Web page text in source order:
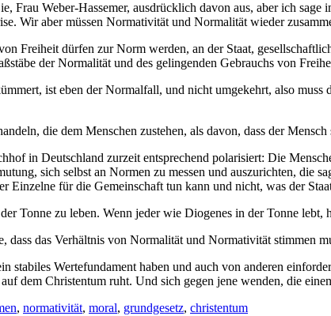
Frau Weber-Hassemer, ausdrücklich davon aus, aber ich
Wir aber müssen Normativität und Normalität wieder
Freiheit dürfen zur Norm werden, an der Staat,
der Normalität und des gelingenden Gebrauchs von
ist eben der Normalfall, und nicht umgekehrt, also
die dem Menschen zustehen, als davon, dass der
in Deutschland zurzeit entsprechend polarisiert: Die
sich selbst an Normen zu messen und auszurichten, die
Einzelne für die Gemeinschaft tun kann und nicht, was der
Tonne zu leben. Wenn jeder wie Diogenes in der Tonne lebt,
dass das Verhältnis von Normalität und Normativität stimmen
stabiles Wertefundament haben und auch von anderen
dem Christentum ruht. Und sich gegen jene wenden, die
, normativität, moral, grundgesetz, christentum